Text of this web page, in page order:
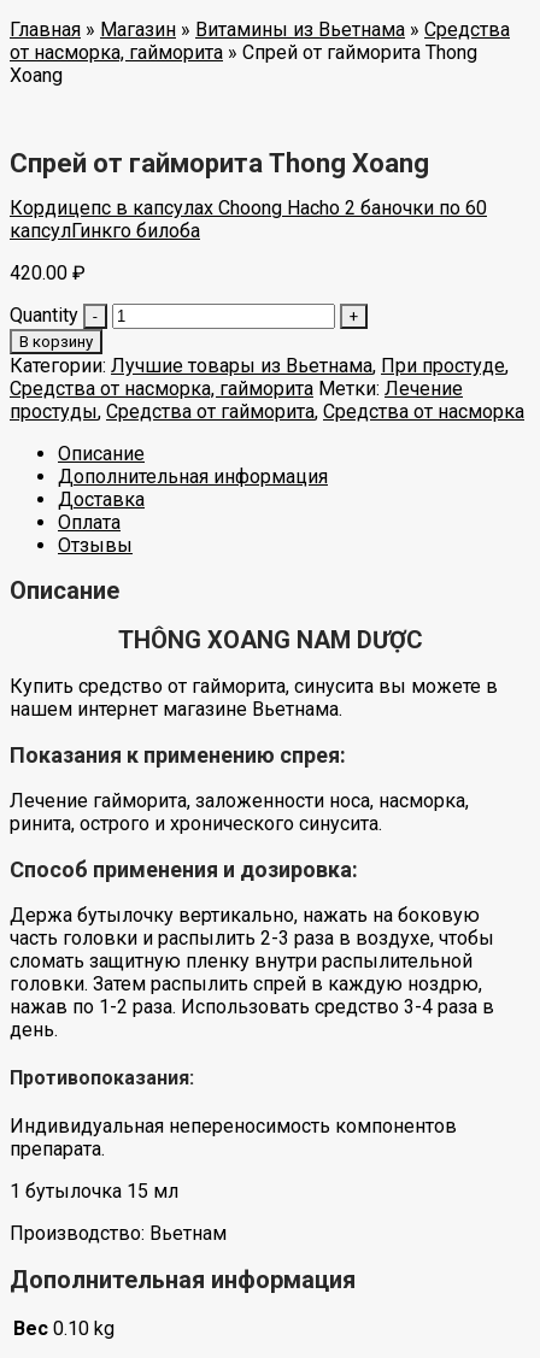
Главная » Магазин » Витамины из Вьетнама » Средства
от насморка, гайморита » Спрей от гайморита Thong
Xoang
Спрей от гайморита Thong Xoang
Кордицепс в капсулах Choong Hacho 2 баночки по 60
капсулГинкго билоба
420.00 ₽
Quantity
В корзину
Категории: Лучшие товары из Вьетнама, При простуде,
Средства от насморка, гайморита Метки: Лечение
простуды, Средства от гайморита, Средства от насморка
Описание
Дополнительная информация
Доставка
Оплата
Отзывы
Описание
THÔNG XOANG NAM DƯỢC
Купить средство от гайморита, синусита вы можете в
нашем интернет магазине Вьетнама.
Показания к применению спрея:
Лечение гайморита, заложенности носа, насморка,
ринита, острого и хронического синусита.
Способ применения и дозировка:
Держа бутылочку вертикально, нажать на боковую
часть головки и распылить 2-3 раза в воздухе, чтобы
сломать защитную пленку внутри распылительной
головки. Затем распылить спрей в каждую ноздрю,
нажав по 1-2 раза. Использовать средство 3-4 раза в
день.
Противопоказания:
Индивидуальная непереносимость компонентов
препарата.
1 бутылочка 15 мл
Производство: Вьетнам
Дополнительная информация
Вес 0.10 kg